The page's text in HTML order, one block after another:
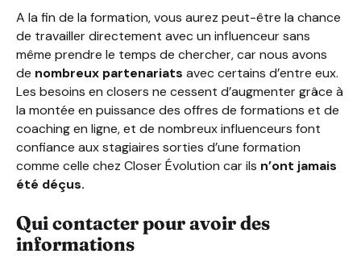
A la fin de la formation, vous aurez peut-être la chance
de travailler directement avec un influenceur sans
même prendre le temps de chercher, car nous avons
de nombreux partenariats avec certains d’entre eux.
Les besoins en closers ne cessent d’augmenter grâce à
la montée en puissance des offres de formations et de
coaching en ligne, et de nombreux influenceurs font
confiance aux stagiaires sorties d’une formation
comme celle chez Closer Évolution car ils n’ont jamais
été déçus.
Qui contacter pour avoir des
informations